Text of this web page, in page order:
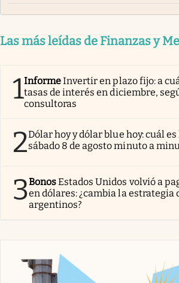
Las más leídas de Finanzas y
1InformeInvertir en plazo fijo: a
tasas de interés en diciembre,
consultoras
2Dólar hoy y dólar blue hoy: cuál
sábado 8 de agosto minuto a
3BonosEstados Unidos volvió a
en dólares: ¿cambia la estrategia
argentinos?